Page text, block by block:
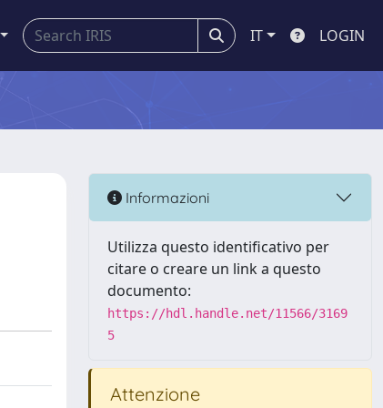
IT LOGIN
Informazioni
Utilizza questo identificativo per
citare o creare un link a questo
documento:
https://hdl.handle.net/11566/3169
5
Attenzione